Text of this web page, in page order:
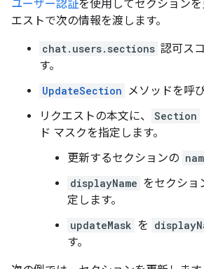
ユーザー認証を使用してセクション
エストで次の情報を渡します。
chat.users.sections 認可ス
す。
UpdateSection メソッドを呼
リクエストの本文に、
Section
ド マスクを指定します。
更新するセクションの
displayName をセクショ
定します。
updateMask を
す。